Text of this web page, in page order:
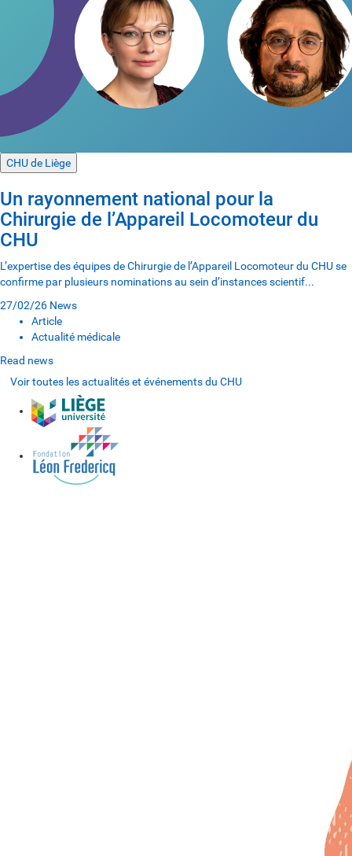
CHU de Liège
Un rayonnement national pour la
Chirurgie de l’Appareil Locomoteur du
CHU
L’expertise des équipes de Chirurgie de l’Appareil Locomoteur du CHU se
confirme par plusieurs nominations au sein d’instances scientif...
27/02/26 News
Article
Actualité médicale
Read news
Voir toutes les actualités et événements du CHU